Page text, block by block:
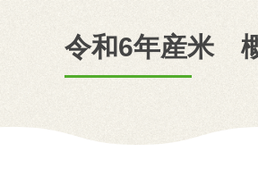
令和6年産米